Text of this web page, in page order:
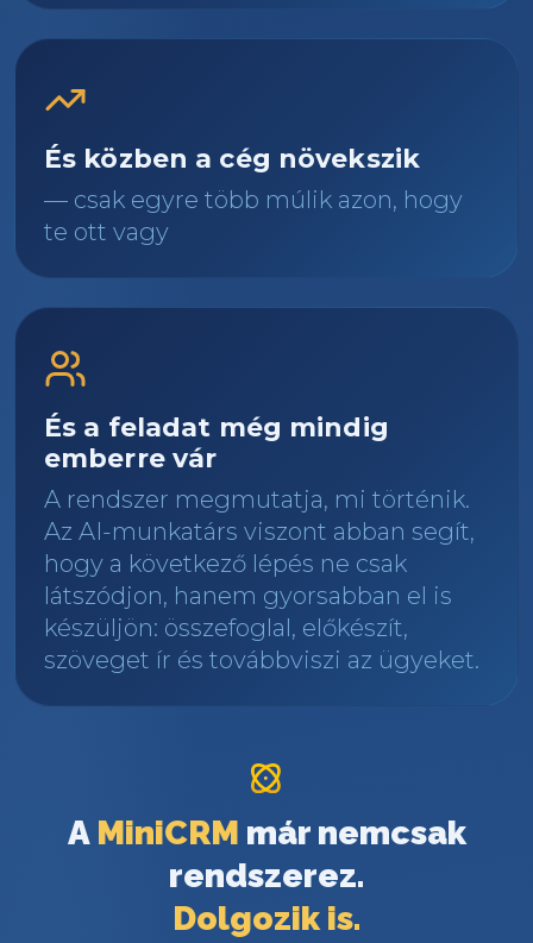
És közben a cég növekszik
— csak egyre több múlik azon, hogy
te ott vagy
És a feladat még mindig
emberre vár
A rendszer megmutatja, mi történik.
Az AI-munkatárs viszont abban segít,
hogy a következő lépés ne csak
látszódjon, hanem gyorsabban el is
készüljön: összefoglal, előkészít,
szöveget ír és továbbviszi az ügyeket.
A MiniCRM már nemcsak
rendszerez.
Dolgozik is.